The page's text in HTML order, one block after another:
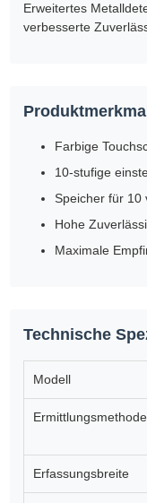
Erweitertes
verbesserte
Farbige
10-stufige
Speicher für 10
Hohe
Maximale
Technische
Modell
Ermittlungsmethode
Erfassungsbreite